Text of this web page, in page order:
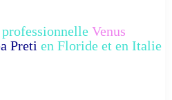
Venus
Preti en Floride et en Italie